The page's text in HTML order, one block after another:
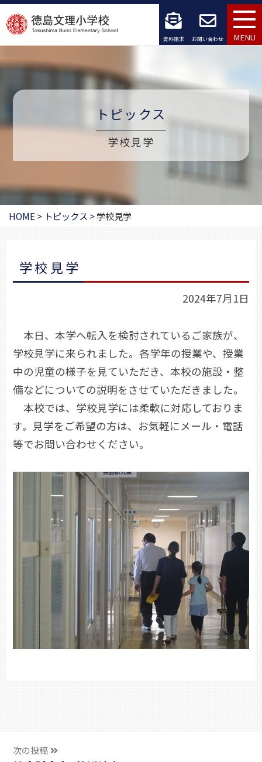
コ
ン
へ
ッ
プ
資料請求 お問い合わせ MENU
トピックス
学校見学
HOME> トピックス >学校見学
学校見学
2024年7月1日
本日、本学へ転入を検討されているご家族が、
学校見学に来られました。各学年の授業や、授業
中の児童の様子を見ていただき、本校の施設・整
備などについての説明をさせていただきました。
本校では、学校見学には柔軟に対応しておりま
す。見学をご希望の方は、お気軽にメール・電話
等でお問い合わせください。
次の投稿